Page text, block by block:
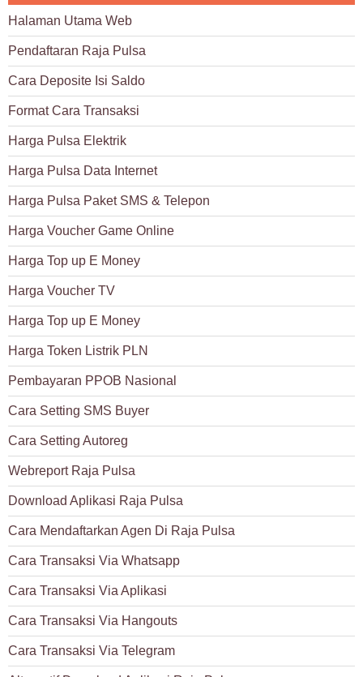
Halaman Utama Web
Pendaftaran Raja Pulsa
Cara Deposite Isi Saldo
Format Cara Transaksi
Harga Pulsa Elektrik
Harga Pulsa Data Internet
Harga Pulsa Paket SMS & Telepon
Harga Voucher Game Online
Harga Top up E Money
Harga Voucher TV
Harga Top up E Money
Harga Token Listrik PLN
Pembayaran PPOB Nasional
Cara Setting SMS Buyer
Cara Setting Autoreg
Webreport Raja Pulsa
Download Aplikasi Raja Pulsa
Cara Mendaftarkan Agen Di Raja Pulsa
Cara Transaksi Via Whatsapp
Cara Transaksi Via Aplikasi
Cara Transaksi Via Hangouts
Cara Transaksi Via Telegram